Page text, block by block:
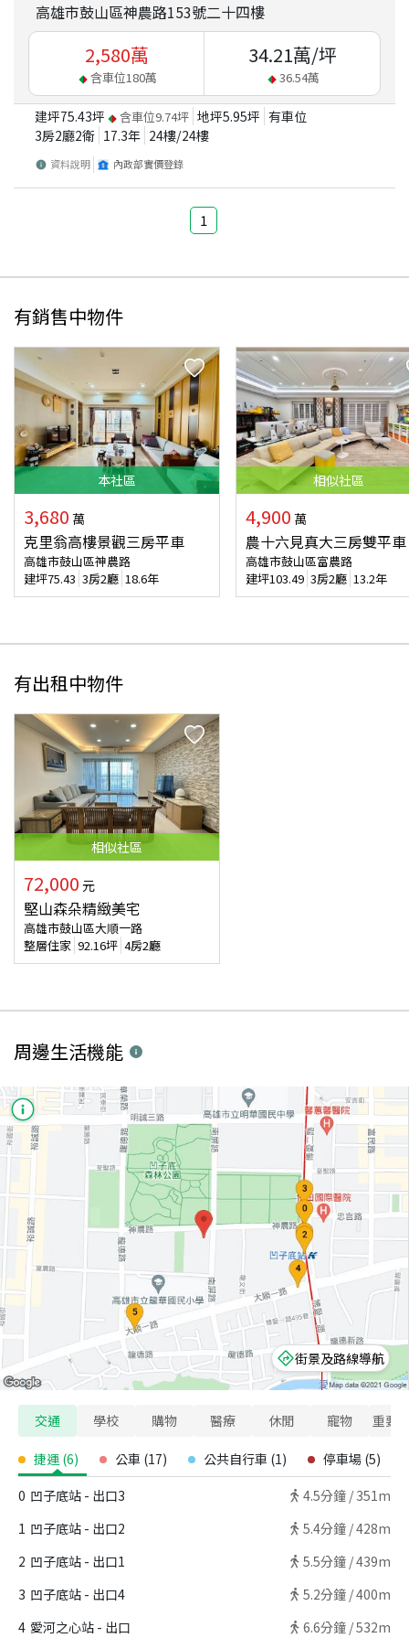
高雄市鼓山區神農路153號二十四樓
2,580萬
含車位180萬
34.21萬/坪
36.54萬
建坪75.43坪 含車位9.74坪 地坪5.95坪 有車位
3房2廳2衛 17.3年 24樓/24樓
資料說明 內政部實價登錄
1
有銷售中物件
本社區
3,680 萬
克里翁高樓景觀三房平車
高雄市鼓山區神農路
建坪75.43 3房2廳 18.6年
相似社區
4,900 萬
農十六見真大三房雙平車
高雄市鼓山區富農路
建坪103.49 3房2廳 13.2年
有出租中物件
相似社區
72,000 元
堅山森朵精緻美宅
高雄市鼓山區大順一路
整層住家 92.16坪 4房2廳
周邊生活機能
街景及路線導航
交通 學校 購物 醫療 休閒 寵物 重要
捷運 (6) 公車 (17) 公共自行車 (1) 停車場 (5)
0 凹子底站 - 出口3 4.5分鐘 / 351m
1 凹子底站 - 出口2 5.4分鐘 /428m
2 凹子底站 - 出口1 5.5分鐘 /439m
3 凹子底站 - 出口4 5.2分鐘 /400m
4 愛河之心站 - 出口 6.6分鐘 /532m